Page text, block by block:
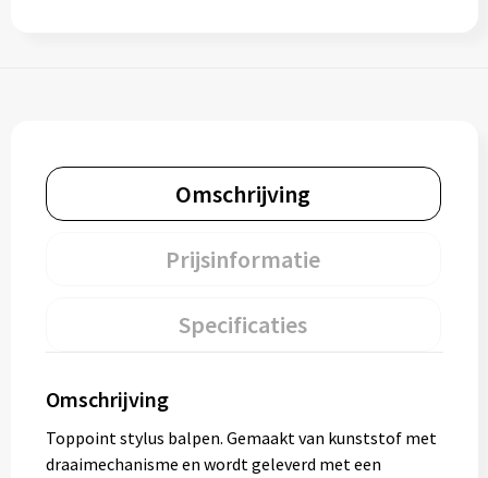
Omschrijving
Prijsinformatie
Specificaties
Omschrijving
Toppoint stylus balpen. Gemaakt van kunststof met
draaimechanisme en wordt geleverd met een